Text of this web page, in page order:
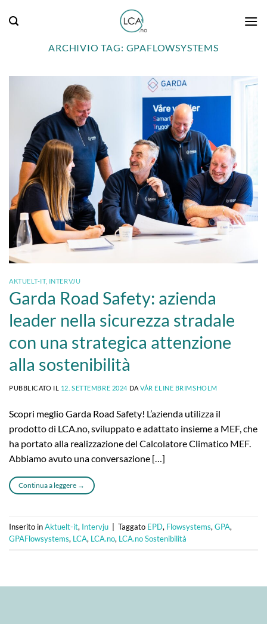
ARCHIVIO TAG: GPAFLOWSYSTEMS
AKTUELT-IT, INTERVJU
Garda Road Safety: azienda
leader nella sicurezza stradale
con una strategica attenzione
alla sostenibilità
PUBBLICATO IL 12. SETTEMBRE 2024 DAVÅR ELINE BRIMSHOLM
Scopri meglio Garda Road Safety! L’azienda utilizza il
prodotto di LCA.no, sviluppato e adattato insieme a MEF, che
ha portato alla realizzazione del Calcolatore Climatico MEF.
Abbiamo avuto una conversazione […]
Continua a leggere →
Inserito inAktuelt-it, Intervju Taggato EPD, Flowsystems, GPA,
GPAFlowsystems, LCA, LCA.no, LCA.no Sostenibilità